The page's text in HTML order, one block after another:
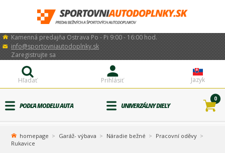
Kamenná predajňa Ostrava Po - Pi 9:00 - 16:00 hod.
info@sportovniautodoplnky.sk
Jazyk
Prihlásiť
Zaregistrujte sa
Hľadať
PODĽA MODELU AUTA UNIVERZÁLNY DIELY
0
homepage Garáž- výbava Náradie bežné
Pracovní oděvy
Rukavice